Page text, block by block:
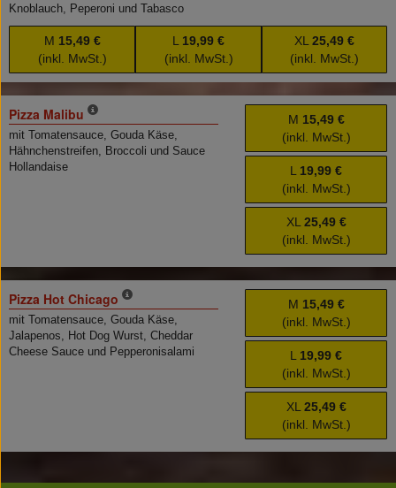
Knoblauch, Peperoni und Tabasco
M 15,49 €
(inkl. MwSt.)
L 19,99 €
(inkl. MwSt.)
XL 25,49 €
(inkl. MwSt.)
Pizza Malibu
mit Tomatensauce, Gouda Käse,
Hähnchenstreifen, Broccoli und Sauce
Hollandaise
M 15,49 €
(inkl. MwSt.)
L 19,99 €
(inkl. MwSt.)
XL 25,49 €
(inkl. MwSt.)
Pizza Hot Chicago
mit Tomatensauce, Gouda Käse,
Jalapenos, Hot Dog Wurst, Cheddar
Cheese Sauce und Pepperonisalami
M 15,49 €
(inkl. MwSt.)
L 19,99 €
(inkl. MwSt.)
XL 25,49 €
(inkl. MwSt.)